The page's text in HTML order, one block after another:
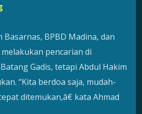
BPBD Madina, dan
pencarian di
Gadis, tetapi Abdul Hakim
“Kita berdoa saja, mudah-
ditemukan,â€ kata Ahmad